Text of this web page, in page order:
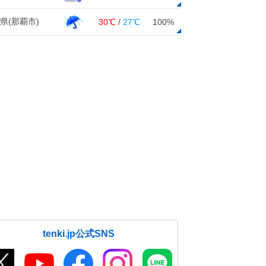
(那覇市) 30℃ / 27℃ 100%
tenki.jp公式SNS